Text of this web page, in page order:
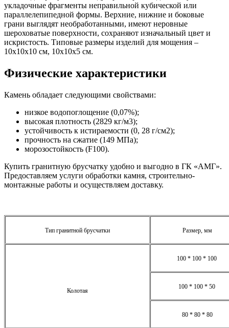
укладочные фрагменты неправильной кубической или
параллелепипедной формы. Верхние, нижние и боковые
грани выглядят необработанными, имеют неровные
шероховатые поверхности, сохраняют изначальный цвет и
искристость. Типовые размеры изделий для мощения –
10х10х10 см, 10х10х5 см.
Физические характеристики
Камень обладает следующими свойствами:
низкое водопоглощение (0,07%);
высокая плотность (2829 кг/м3);
устойчивость к истираемости (0, 28 г/см2);
прочность на сжатие (149 МПа);
морозостойкость (F100).
Купить гранитную брусчатку удобно и выгодно в ГК «АМГ».
Предоставляем услуги обработки камня, строительно-
монтажные работы и осуществляем доставку.
Тип гранитной брусчатки Размер, мм
Колотая
100 * 100 * 100
100 * 100 * 50
80 * 80 * 80